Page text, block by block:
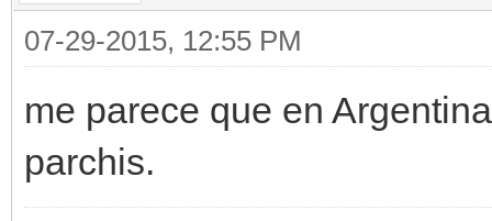
07-29-2015, 12:55 PM
me parece que en
parchis.